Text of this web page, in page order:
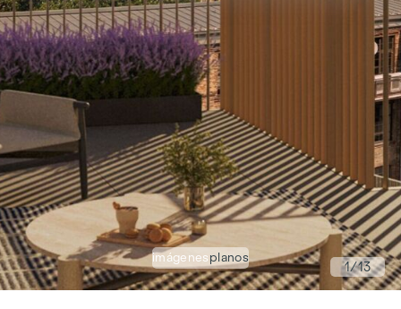
imágenes planos
1/13